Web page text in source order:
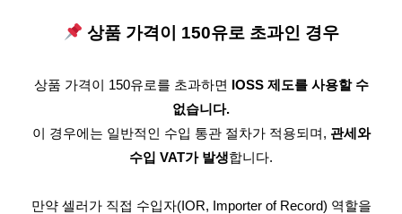
상품 가격이 150유로 초과인 경우
상품 가격이 150유로를 초과하면 IOSS 제도를 사용할 수
없습니다.
이 경우에는 일반적인 수입 통관 절차가 적용되며, 관세와
수입 VAT가 발생합니다.
만약 셀러가 직접 수입자(IOR, Importer of Record) 역할을